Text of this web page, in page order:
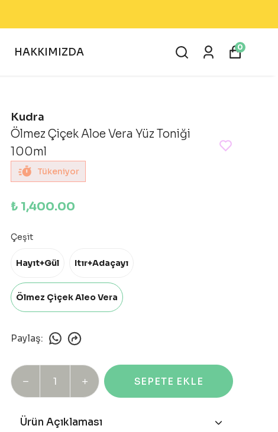
HAKKIMIZDA 0
Kudra
Ölmez Çiçek Aloe Vera Yüz Toniği
100ml
Tükeniyor
₺ 1,400.00
Çeşit
Hayıt+Gül Itır+Adaçayı
Ölmez Çiçek Aleo Vera
Paylaş:
SEPETE EKLE
Ürün Açıklaması